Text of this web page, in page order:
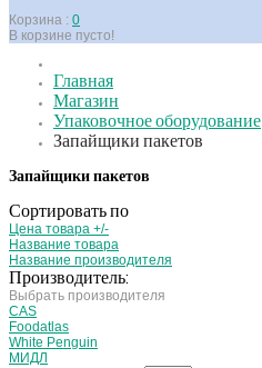
Корзина : 0
В корзине пусто!
Главная
Магазин
Упаковочное оборудование
Запайщики пакетов
Запайщики пакетов
Сортировать по
Цена товара +/-
Название товара
Название производителя
Производитель:
Выбрать производителя
CAS
Foodatlas
White Penguin
МИДЛ